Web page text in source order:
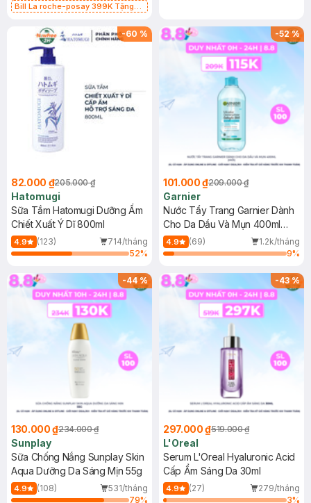
Bill La roche-posay 399K Tặng
(SL có hạn)
-60 %
82.000 ₫205.000 ₫
Hatomugi
Sữa Tắm Hatomugi Dưỡng Ẩm
Chiết Xuất Ý Dĩ 800ml
4.9 (123)
714/tháng
52%
-52%
101.000 ₫209.000 ₫
Garnier
Nước Tẩy Trang Garnier Dành
Cho Da Dầu Và Mụn 400ml
(Mới)
4.9 (69)
1.2k/tháng
9%
-44%
130.000 ₫234.000 ₫
Sunplay
Sữa Chống Nắng Sunplay Skin
Aqua Dưỡng Da Sáng Mịn 55g
4.9 (108)
531/tháng
79%
-43%
297.000 ₫519.000 ₫
L'Oreal
Serum L'Oreal Hyaluronic Acid
Cấp Ẩm Sáng Da 30ml
4.9 (27)
279/tháng
3%